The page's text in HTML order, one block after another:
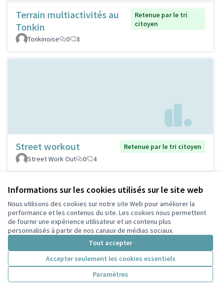
Informations sur les cookies utilisés sur le site web
Nous utilisons des cookies sur notre site Web pour améliorer la
performance et les contenus du site. Les cookies nous permettent
de fournir une expérience utilisateur et un contenu plus
personnalisés à partir de nos canaux de médias sociaux.
Tout accepter
Accepter seulement les cookies essentiels
Paramètres
Terrain multiactivités au
Tonkin
Retenue par le tri
citoyen
Tonkinoise
0 8
Street workout
Retenue par le tri citoyen
Street Work Out
0 4
Stations de réparation
vélos
Retenue par le tri